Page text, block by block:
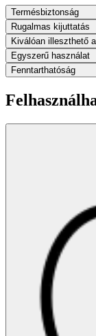
Termésbiztonság
Rugalmas kijuttatás
Kiválóan illeszthető
Egyszerű használat
Fenntarthatóság